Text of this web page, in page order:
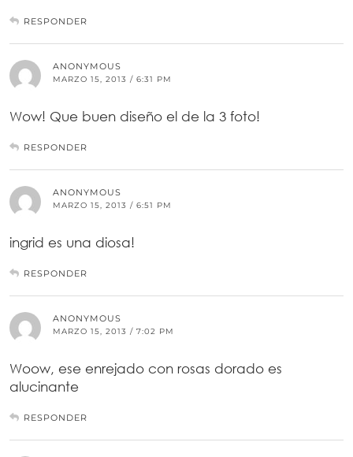
RESPONDER
ANONYMOUS
MARZO 15, 2013 / 6:31 PM
Wow! Que buen diseño el de la 3 foto!
RESPONDER
ANONYMOUS
MARZO 15, 2013 / 6:51 PM
ingrid es una diosa!
RESPONDER
ANONYMOUS
MARZO 15, 2013 / 7:02 PM
Woow, ese enrejado con rosas dorado es
alucinante
RESPONDER